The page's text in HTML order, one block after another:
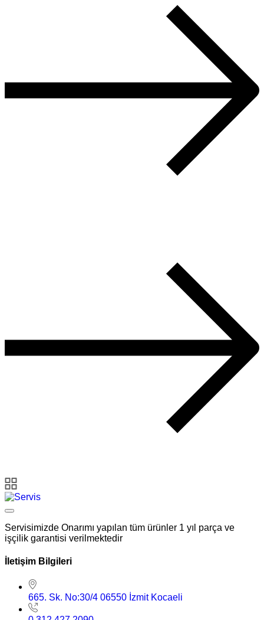
Servisimizde Onarımı yapılan tüm ürünler 1 yıl parça ve
işçilik garantisi verilmektedir
İletişim Bilgileri
665. Sk. No:30/4 06550 İzmit Kocaeli